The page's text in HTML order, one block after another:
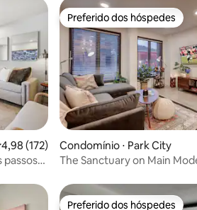
hóspedes
de uma avaliação média de 5, 172
4,98 (172)
passos
Preferido dos hóspedes
Preferido dos hóspedes
Condomínio ⋅ Park City
The Sanctuary on Main
Preferido dos hóspedes